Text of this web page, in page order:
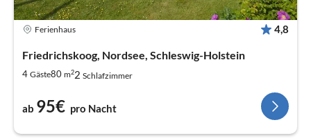
Ferienhaus 4,8
Friedrichskoog, Nordsee, Schleswig-Holstein
4 Gäste80 m22 Schlafzimmer
ab 95€ pro Nacht